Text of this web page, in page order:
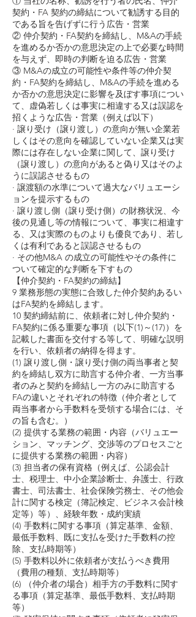
契約・FA 契約の締結について勧誘する目的
である旨を告げずに行う広告・営業
② 仲介契約・FA契約を締結し、M&Aの手続
を進めるか否かの意思決定の上で必要な時間
を与えず、即時の判断を迫る広告・営業
③ M&Aの成立の可能性や条件等の仲介契
約・FA契約を締結し、M&Aの手続を進める
か否かの意思決定に影響を及ぼす事項につい
て、虚偽若しくは事実に相違する又は誤認を
招くような広告・営業（例えば以下）
· 譲り受け（譲り渡し）の意向が無い企業若
しくはその意向を確認していない企業又は実
際には存在しない企業に関して、譲り受け
（譲り渡し）の意向があると偽り又はそのよ
うに誤認させるもの
· 譲渡額の水準について過大なバリュエーシ
ョンを提示するもの
· 譲り渡し側（譲り受け側）の財務状況、今
後の見通し等の情報について、事実に相違す
る、又は実際のものよりも優良であり、若し
くは有利であると誤認させるもの
· その他M&A の成立の可能性やその条件に
ついて確定的な判断を下すもの
【仲介契約・FA契約の締結】
9 業務形態の実態に合致した仲介契約あるい
はFA契約を締結します。
10 契約締結前に、依頼者に対し仲介契約・
FA契約に係る重要な事項（以下(1)～(17)）を
記載した書面を交付する等して、明確な説明
を行い、依頼者の納得を得ます。
(1) 譲り渡し側・譲り受け側の両当事者と契
約を締結し双方に助言する仲介者、一方当事
者のみと契約を締結し一方のみに助言する
FAの違いとそれぞれの特徴（仲介者として
両当事者から手数料を受領する場合には、そ
の旨も含む。）
(2) 提供する業務の範囲・内容（バリュエー
ション、マッチング、交渉等のプロセスごと
に提供する業務の範囲・内容）
(3) 担当者の保有資格（例えば、公認会計
士、税理士、中小企業診断士、弁護士、行政
書士、司法書士、社会保険労務士、その他会
計に関する検定（簿記検定、ビジネス会計検
定等）等）、経験年数・成約実績
(4) 手数料に関する事項（算定基準、金額、
最低手数料、既に支払を受けた手数料の控
除、支払時期等）
(5) 手数料以外に依頼者が支払うべき費用
（費用の種類、支払時期等）
(6) （仲介者の場合）相手方の手数料に関す
る事項（算定基準、最低手数料、支払時期
等）